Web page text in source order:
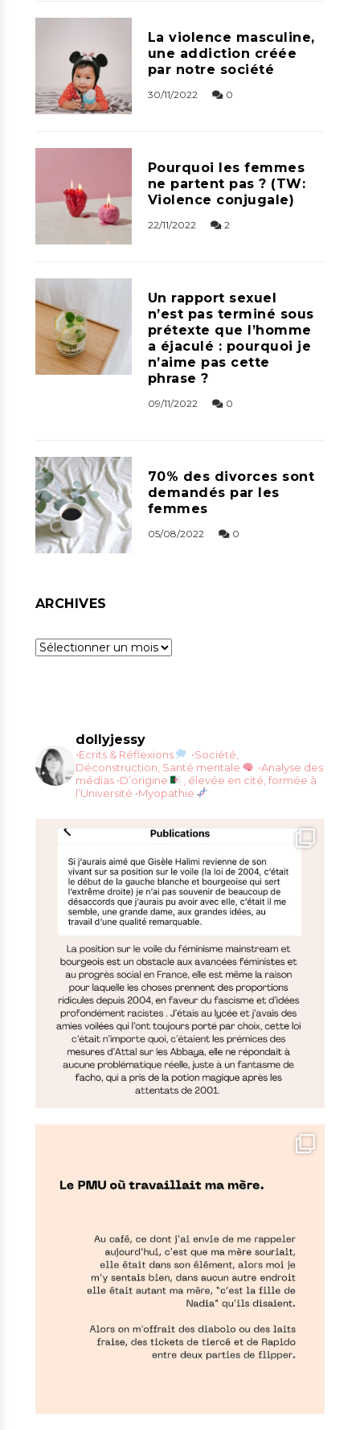
La violence masculine,
une addiction créée
par notre société
30/11/2022 0
Pourquoi les femmes
ne partent pas ? (TW:
Violence conjugale)
22/11/2022 2
Un rapport sexuel
n’est pas terminé sous
prétexte que l’homme
a éjaculé : pourquoi je
n’aime pas cette
phrase ?
09/11/2022 0
70% des divorces sont
demandés par les
femmes
05/08/2022 0
ARCHIVES
Archives
dollyjessy
•Ecrits & Réflexions
•Société,
Déconstruction, Santé mentale
•Analyse des
médias •D’origine
, élevée en cité, formée à
l’Université •Myopathie